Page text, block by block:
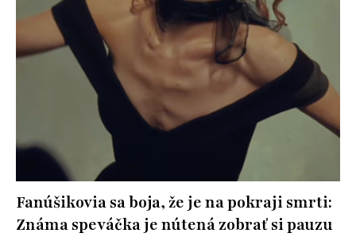
Fanúšikovia sa boja, že je na pokraji smrti:
Známa speváčka je nútená zobrať si pauzu